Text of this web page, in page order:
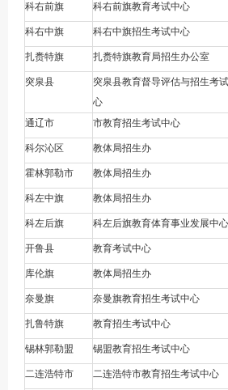
科右前旗 科右前旗教育考试中心
科右中旗 科右中旗招生考试中心
扎赉特旗 扎赉特旗教育局招生办公室
突泉县
突泉县教育督导评估与招生考
心
通辽市 市教育招生考试中心
科尔沁区 教体局招生办
霍林郭勒市 教体局招生办
科左中旗 教体局招生办
科左后旗 科左后旗教育体育事业发展中心
开鲁县 教育考试中心
库伦旗 教体局招生办
奈曼旗 奈曼旗教育招生考试中心
扎鲁特旗 教育招生考试中心
锡林郭勒盟 锡盟教育招生考试中心
二连浩特市 二连浩特市教育招生考试中心